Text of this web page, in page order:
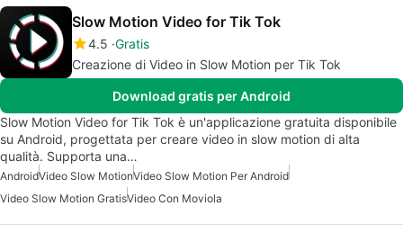
Slow Motion Video for Tik Tok
4.5 Gratis
Creazione di Video in Slow Motion per Tik Tok
Download gratis per Android
Slow Motion Video for Tik Tok è un'applicazione gratuita disponibile
su Android, progettata per creare video in slow motion di alta
qualità. Supporta una…
AndroidVideo Slow MotionVideo Slow Motion Per Android
Video Slow Motion GratisVideo Con Moviola